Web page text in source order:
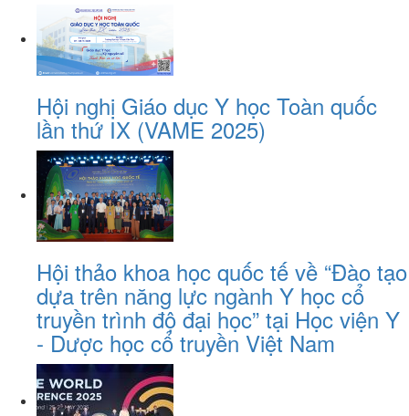
Hội nghị Giáo dục Y học Toàn quốc
lần thứ IX (VAME 2025)
Hội thảo khoa học quốc tế về “Đào tạo
dựa trên năng lực ngành Y học cổ
truyền trình độ đại học” tại Học viện Y
- Dược học cổ truyền Việt Nam